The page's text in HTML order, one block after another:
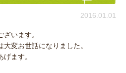
2016.01.01
います。
変お世話になりました。
ます。